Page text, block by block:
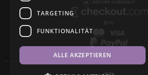
TARGETING
FUNKTIONALITÄT
ALLE AKZEPTIEREN